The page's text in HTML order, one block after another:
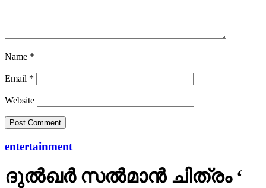
Name *
Email *
Website
entertainment
ദുല്‍ഖര്‍ സല്‍മാന്‍ ചിത്രം ‘